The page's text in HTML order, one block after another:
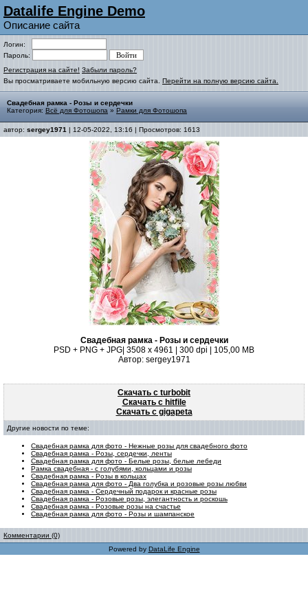
Datalife Engine Demo
Описание сайта
Логин:
Пароль:
Регистрация на сайте! Забыли пароль?
Вы просматриваете мобильную версию сайта. Перейти на полную версию сайта.
Свадебная рамка - Розы и сердечки
Категория: Всё для Фотошопа » Рамки для Фотошопа
автор: sergey1971 | 12-05-2022, 13:16 | Просмотров: 1613
Свадебная рамка - Розы и сердечки
PSD + PNG + JPG| 3508 x 4961 | 300 dpi | 105,00 MB
Автор: sergey1971
Скачать с turbobit
Скачать с hitfile
Скачать с gigapeta
Другие новости по теме:
Свадебная рамка для фото - Нежные розы для свадебного фото
Свадебная рамка - Розы, сердечки, ленты
Свадебная рамка для фото - Белые розы, белые лебеди
Рамка свадебная - с голубями, кольцами и розы
Свадебная рамка - Розы в кольцах
Свадебная рамка для фото - Два голубка и розовые розы любви
Свадебная рамка - Сердечный подарок и красные розы
Свадебная рамка - Розовые розы, элегантность и роскошь
Свадебная рамка - Розовые розы на счастье
Свадебная рамка для фото - Розы и шампанское
Комментарии (0)
Powered by DataLife Engine